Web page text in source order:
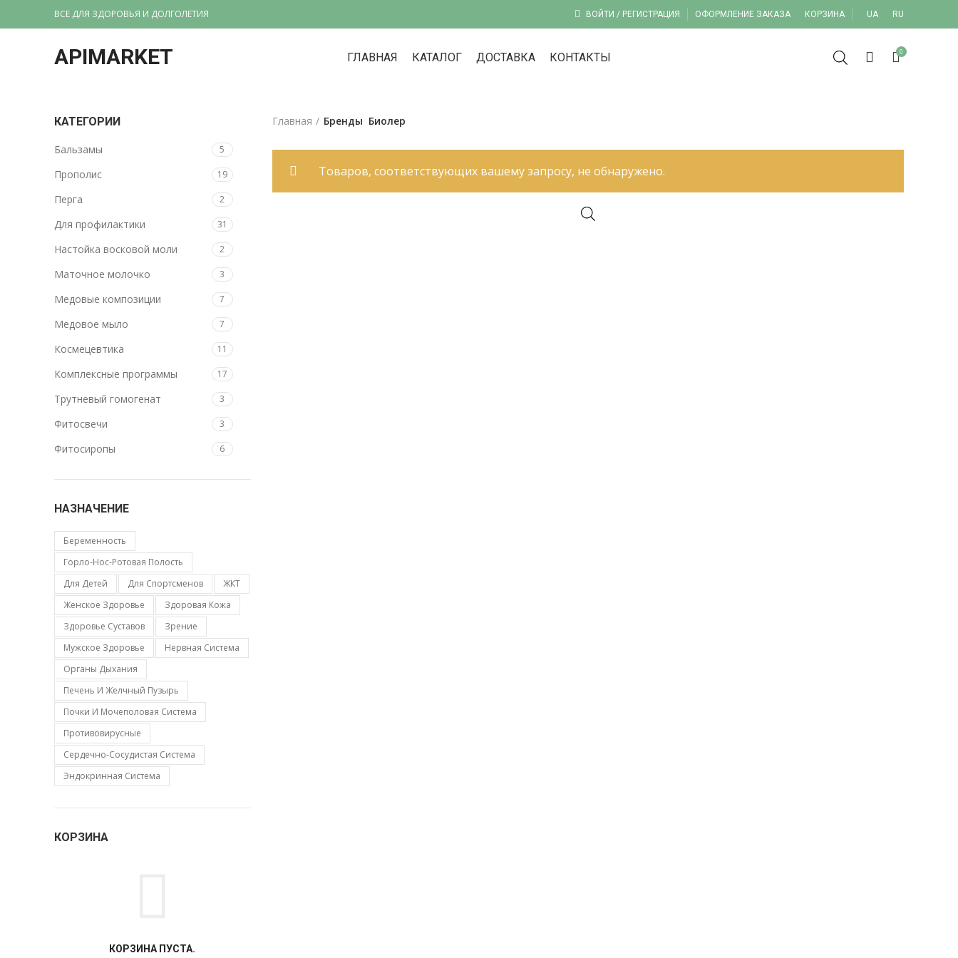
ВСЕ ДЛЯ ЗДОРОВЬЯ И ДОЛГОЛЕТИЯ ВОЙТИ / РЕГИСТРАЦИЯ ОФОРМЛЕНИЕ ЗАКАЗА КОРЗИНА UA RU
APIMARKET ГЛАВНАЯ КАТАЛОГ ДОСТАВКА КОНТАКТЫ 0
КАТЕГОРИИ
Бальзамы 5
Прополис 19
Перга 2
Для профилактики 31
Настойка восковой моли 2
Маточное молочко 3
Медовые композиции 7
Медовое мыло 7
Космецевтика 11
Комплексные программы 17
Трутневый гомогенат 3
Фитосвечи 3
Фитосиропы 6
НАЗНАЧЕНИЕ
Беременность
Горло-Нос-Ротовая Полость
Для Детей
Для Спортсменов
ЖКТ
Женское Здоровье
Здоровая Кожа
Здоровье Суставов
Зрение
Мужское Здоровье
Нервная Система
Органы Дыхания
Печень И Желчный Пузырь
Почки И Мочеполовая Система
Противовирусные
Сердечно-Сосудистая Система
Эндокринная Система
КОРЗИНА
КОРЗИНА ПУСТА.
Главная Бренды Биолер
Товаров, соответствующих вашему запросу, не обнаружено.